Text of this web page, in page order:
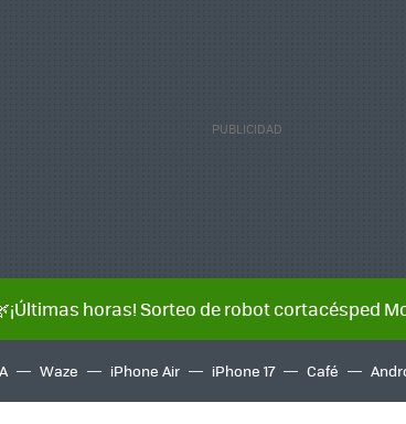
horas! Sorteo de robot cortacésped
Waze iPhone Air iPhone 17 Café